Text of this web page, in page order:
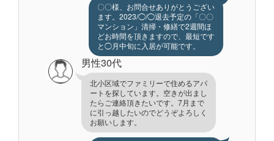
〇〇様、お問合せありがとうござい
ます。2023/◯/◯退去予定の「〇〇
マンション」清掃・修繕で2週間ほ
どお時間を頂きますので、最短です
と◯月中旬に入居が可能です。
男性30代
北小区域でファミリーで住めるアパ
ートを探しています。空きが出まし
たらご連絡頂きたいです。7月まで
に引っ越したいのでどうぞよろしく
お願いします。